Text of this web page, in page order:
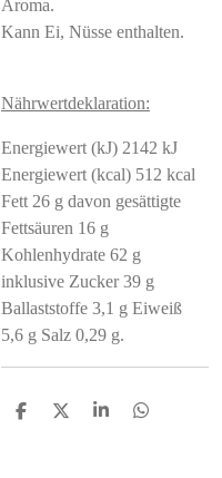
Aroma.
Kann Ei, Nüsse enthalten.
Nährwertdeklaration:
Energiewert (kJ) 2142 kJ
Energiewert (kcal) 512 kcal
Fett 26 g davon gesättigte
Fettsäuren 16 g
Kohlenhydrate 62 g
inklusive Zucker 39 g
Ballaststoffe 3,1 g Eiweiß
5,6 g Salz 0,29 g.
S
S
S
S